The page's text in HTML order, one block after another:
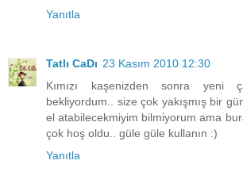
Yanıtla
Tatlı CaDı 23 Kasım 2010 12:30
Kımızı kaşenizden sonra yeni
bekliyordum.. size çok yakışmış bir
el atabilecekmiyim bilmiyorum ama
çok hoş oldu.. güle güle kullanın :)
Yanıtla